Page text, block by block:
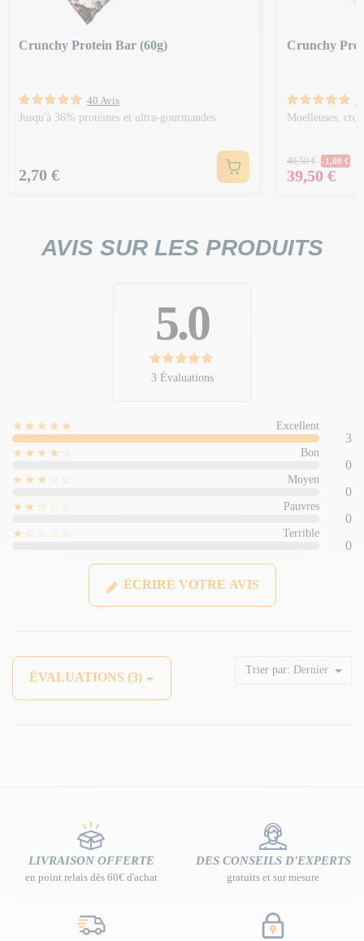
Crunchy Protein Bar (60g)
40 Avis
Jusqu'à 36% protéines et ultra-gourmandes
Prix
2,70 €
Crunchy
Moelleuses,
Prix
40,50 € -1,00 €
Prix
39,50 €
AVIS SUR LES PRODUITS
5.0
3 Évaluations
★★★★★ Excellent
3
★★★★☆
Bon
0
★★★☆☆
Moyen
0
★★☆☆☆
Pauvres
0
★☆☆☆☆
Terrible
0
ÉCRIRE VOTRE AVIS
ÉVALUATIONS (3)
Trier par: Dernier
LIVRAISON OFFERTE
en point relais dès 60€ d'achat
DES CONSEILS D'EXPERTS
gratuits et sur mesure